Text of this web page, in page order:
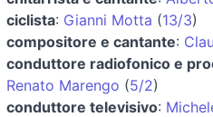
ciclista: Gianni Motta (13/3)
compositore e cantante:
conduttore radiofonico e
Renato Marengo (5/2)
conduttore televisivo: